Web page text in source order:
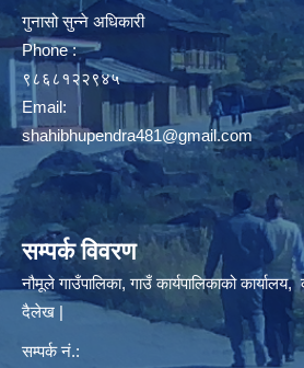
गुनासो सुन्ने अधिकारी
Phone :
९८६८१२२९४५
Email:
shahibhupendra481@gmail.com
सम्पर्क विवरण
नौमूले गाउँपालिका, गाउँ कार्यपालिकाको
दैलेख |
सम्पर्क नं.: